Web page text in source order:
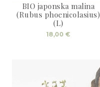
BIO japonska malina
(Rubus phoenicolasius)
(L)
18,00 €